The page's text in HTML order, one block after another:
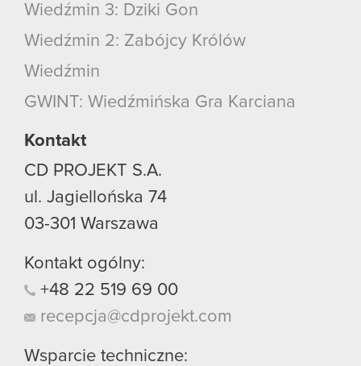
Wiedźmin 3: Dziki Gon
Wiedźmin 2: Zabójcy Królów
Wiedźmin
GWINT: Wiedźmińska Gra Karciana
Kontakt
CD PROJEKT S.A.
ul. Jagiellońska 74
03-301 Warszawa
Kontakt ogólny:
+48 22 519 69 00
recepcja@cdprojekt.com
Wsparcie techniczne: